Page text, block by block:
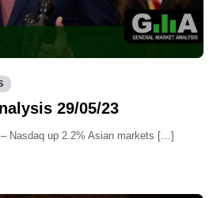
29/05/23
Nasdaq up 2.2% Asian markets […]